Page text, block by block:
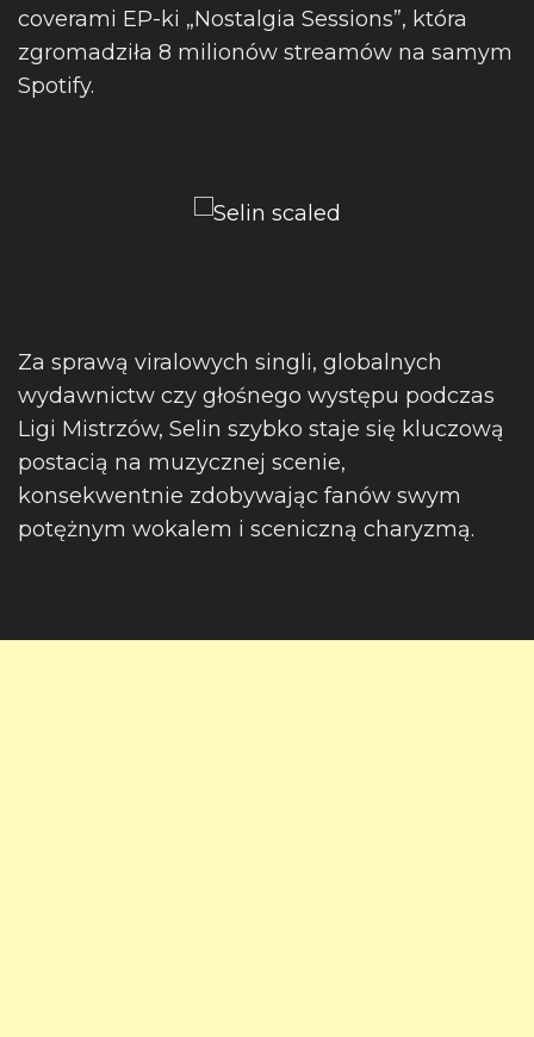
coverami EP-ki „Nostalgia Sessions”, która
zgromadziła 8 milionów streamów na samym
Spotify.
Za sprawą viralowych singli, globalnych
wydawnictw czy głośnego występu podczas
Ligi Mistrzów, Selin szybko staje się kluczową
postacią na muzycznej scenie,
konsekwentnie zdobywając fanów swym
potężnym wokalem i sceniczną charyzmą.